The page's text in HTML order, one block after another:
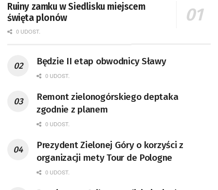
Ruiny zamku w Siedlisku miejscem
święta plonów
0 UDOST.
Będzie II etap obwodnicy Sławy
0 UDOST.
Remont zielonogórskiego deptaka
zgodnie z planem
0 UDOST.
Prezydent Zielonej Góry o korzyści z
organizacji mety Tour de Pologne
0 UDOST.